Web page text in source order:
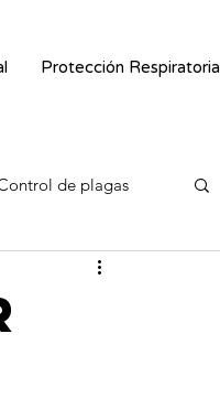
Protección Respiratoria
de plagas